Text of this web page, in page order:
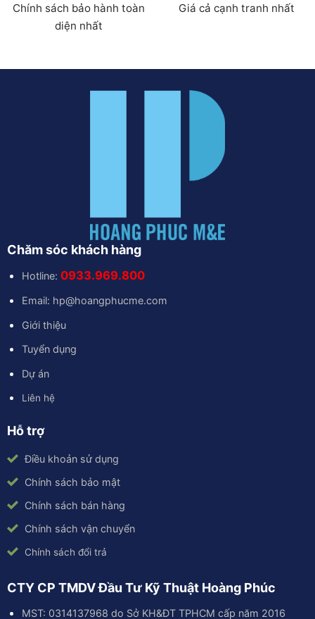
Chính sách bảo hành toàn
diện nhất
Giá cả cạnh tranh nhất
Chăm sóc khách hàng
Hotline: 0933.969.800
Email: hp@hoangphucme.com
Giới thiệu
Tuyển dụng
Dự án
Liên hệ
Hỗ trợ
Điều khoản sử dụng
Chính sách bảo mật
Chính sách bán hàng
Chính sách vận chuyển
Chính sách đổi trả
CTY CP TMDV Đầu Tư Kỹ Thuật Hoàng Phúc
MST: 0314137968 do Sở KH&ĐT TPHCM cấp năm 2016